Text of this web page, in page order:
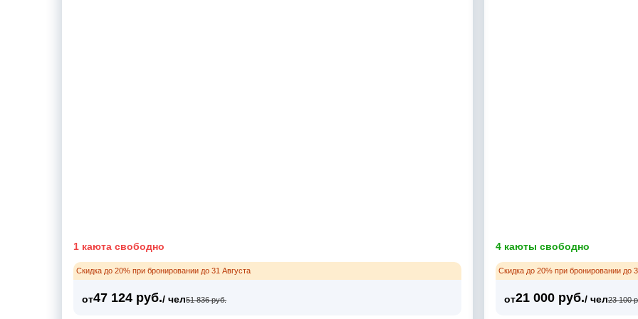
1 каюта свободно
Скидка до 20% при бронировании до 31 Августа
от47 124 руб./ чел51 836 руб.
4 каюты свободно
Скидка до 20% при бронировании до
от21 000 руб./ чел23 100